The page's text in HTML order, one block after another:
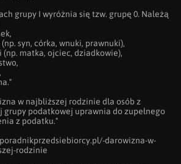
grupy I wyróżnia się tzw. grupę 0. Należą
syn, córka, wnuki, prawnuki),
(np. matka, ojciec, dziadkowie),
w najbliższej rodzinie dla osób z
grupy podatkowej uprawnia do zupełnego
z podatku."
darowizna-w-
rodzinie